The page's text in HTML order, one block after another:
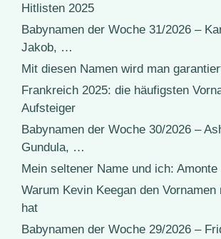
Hitlisten 2025
Babynamen der Woche 31/2026 –
Jakob, …
Mit diesen Namen wird man
Frankreich 2025: die häufigsten
Aufsteiger
Babynamen der Woche 30/2026 –
Gundula, …
Mein seltener Name und ich: Amonte
Warum Kevin Keegan den Vornamen
hat
Babynamen der Woche 29/2026 –